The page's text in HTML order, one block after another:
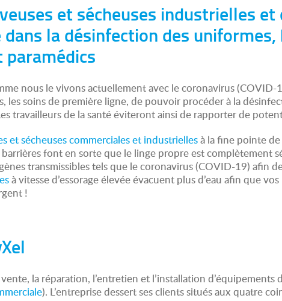
et sécheuses industrielles
la désinfection des
nous le vivons actuellement avec le coronavirus
les soins de première ligne, de pouvoir procéder à la
travailleurs de la santé éviteront ainsi de rapporter de
et sécheuses commerciales et industriellesà la fine pointe
font en sorte que le linge propre est complètement
transmissibles tels que le coronavirus (COVID-19) afin
à vitesse d’essorage élevée évacuent plus d’eau afin que
!
vente, la réparation, l’entretien et l’installation d’équipements
). L’entreprise dessert ses clients situés aux quatre